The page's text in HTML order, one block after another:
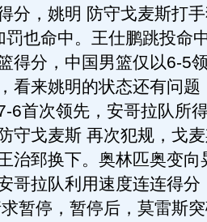
分，姚明 防守戈麦斯打
罚也命中。王仕鹏跳投命
得分，中国男篮仅以6-5
看来姚明的状态还有问题
6首次领先，安哥拉队所
守戈麦斯 再次犯规，戈
治郅换下。奥林匹奥变向
哥拉队利用速度连连得
暂停，暂停后，莫雷斯